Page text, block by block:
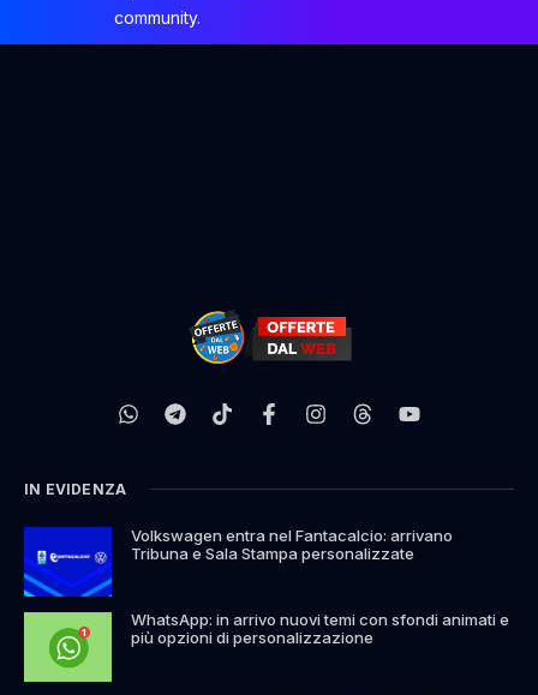
community.
IN EVIDENZA
Volkswagen entra nel Fantacalcio: arrivano
Tribuna e Sala Stampa personalizzate
WhatsApp: in arrivo nuovi temi con sfondi animati e
più opzioni di personalizzazione